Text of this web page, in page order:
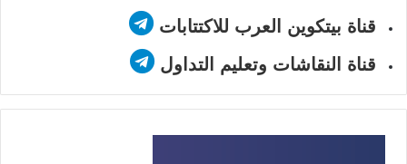
قناة بيتكوين العرب للاكتتابات
قناة النقاشات وتعليم التداول